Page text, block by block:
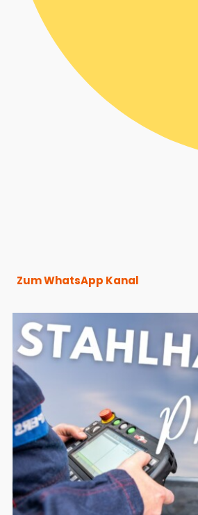
Zum WhatsApp Kanal